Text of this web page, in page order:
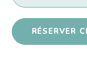
RÉSERVER